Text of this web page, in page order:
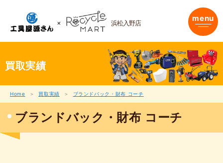
キ
プ
浜松入野店 menu
買取実績
Home 買取実績 ブランドバック・財布 コーチ
ブランドバック・財布 コーチ